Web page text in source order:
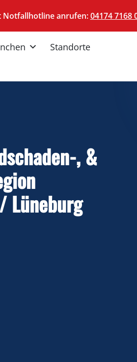
Notfallhotline anrufen:04174 7168
Standorte
, &
Lüneburg